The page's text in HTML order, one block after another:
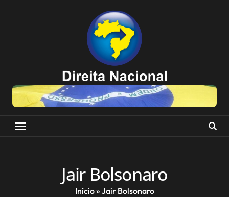
Jair Bolsonaro
Início» Jair Bolsonaro